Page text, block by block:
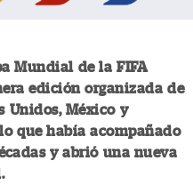
Mundial de la FIFA
edición organizada de
Unidos, México y
que había acompañado
y abrió una nueva